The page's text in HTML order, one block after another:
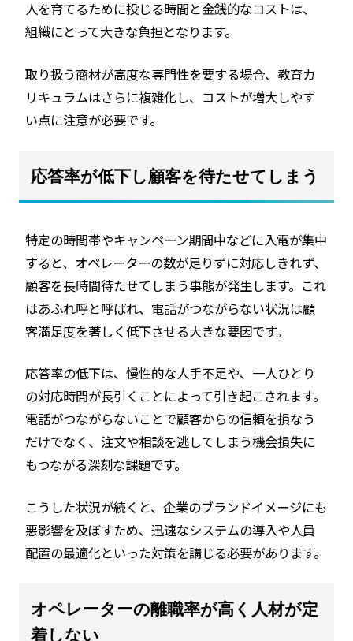
人を育てるために投じる時間と金銭的なコストは、
組織にとって大きな負担となります。
取り扱う商材が高度な専門性を要する場合、教育カ
リキュラムはさらに複雑化し、コストが増大しやす
い点に注意が必要です。
応答率が低下し顧客を待たせてしまう
特定の時間帯やキャンペーン期間中などに入電が集中
すると、オペレーターの数が足りずに対応しきれず、
顧客を長時間待たせてしまう事態が発生します。これ
はあふれ呼と呼ばれ、電話がつながらない状況は顧
客満足度を著しく低下させる大きな要因です。
応答率の低下は、慢性的な人手不足や、一人ひとり
の対応時間が長引くことによって引き起こされます。
電話がつながらないことで顧客からの信頼を損なう
だけでなく、注文や相談を逃してしまう機会損失に
もつながる深刻な課題です。
こうした状況が続くと、企業のブランドイメージにも
悪影響を及ぼすため、迅速なシステムの導入や人員
配置の最適化といった対策を講じる必要があります。
オペレーターの離職率が高く人材が定
着しない